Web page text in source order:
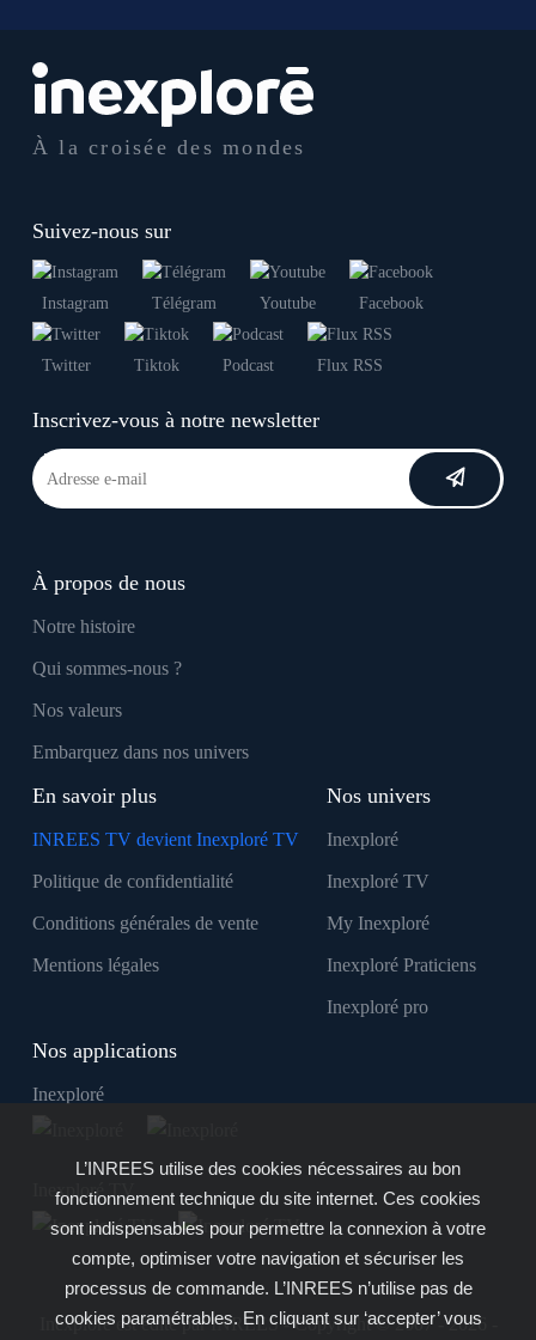
À la croisée des mondes
Suivez-nous sur
Instagram Télégram Youtube Facebook
Twitter Tiktok Podcast Flux RSS
Inscrivez-vous à notre newsletter
À propos de nous
Notre histoire
Qui sommes-nous ?
Nos valeurs
Embarquez dans nos univers
En savoir plus
INREES TV devient Inexploré TV
Politique de confidentialité
Conditions générales de vente
Mentions légales
Nos univers
Inexploré
Inexploré TV
My Inexploré
Inexploré Praticiens
Inexploré pro
Nos applications
Inexploré
Inexploré TV
Inexploré est édité par INREES - Copyright © 2007 - 2026 -
L’INREES utilise des cookies nécessaires au bon
fonctionnement technique du site internet. Ces cookies
sont indispensables pour permettre la connexion à votre
compte, optimiser votre navigation et sécuriser les
processus de commande. L’INREES n’utilise pas de
cookies paramétrables. En cliquant sur ‘accepter’ vous